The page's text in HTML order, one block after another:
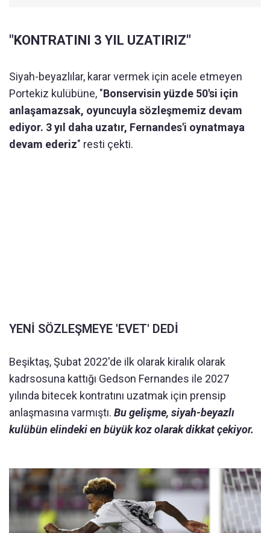
"KONTRATINI 3 YIL UZATIRIZ"
Siyah-beyazlılar, karar vermek için acele etmeyen
Portekiz kulübüne, "Bonservisin yüzde 50'si için
anlaşamazsak, oyuncuyla sözleşmemiz devam
ediyor. 3 yıl daha uzatır, Fernandes'i oynatmaya
devam ederiz" resti çekti.
YENİ SÖZLEŞMEYE 'EVET' DEDİ
Beşiktaş, Şubat 2022'de ilk olarak kiralık olarak
kadrsosuna kattığı Gedson Fernandes ile 2027
yılında bitecek kontratını uzatmak için prensip
anlaşmasına varmıştı. Bu gelişme, siyah-beyazlı
kulübün elindeki en büyük koz olarak dikkat çekiyor.